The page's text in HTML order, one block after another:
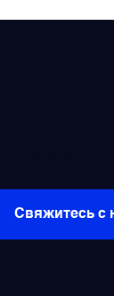
Свяжитесь с